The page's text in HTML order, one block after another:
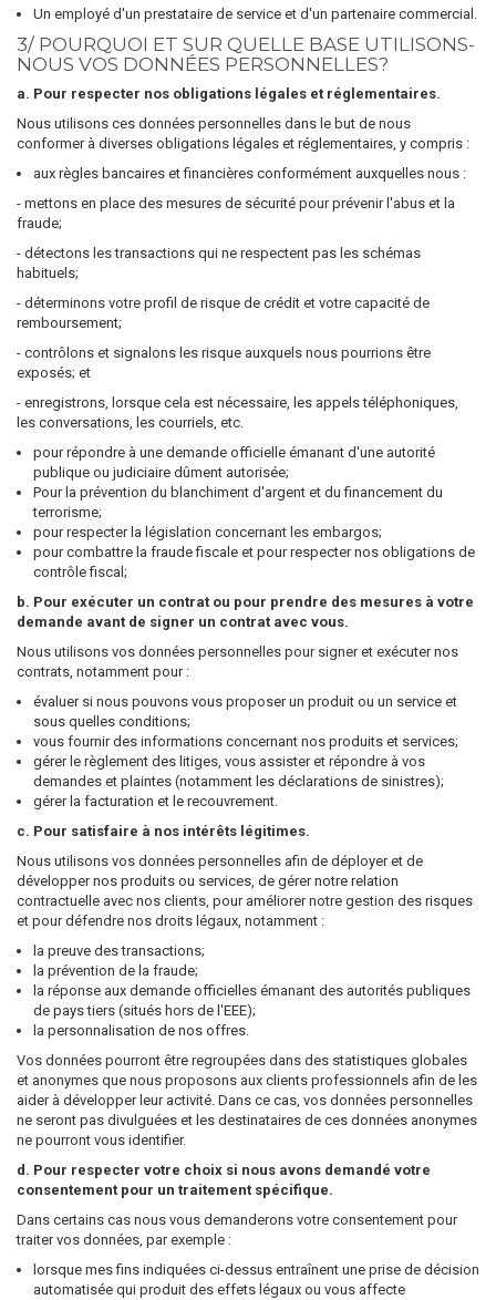
Un employé d'un prestataire de service et d'un partenaire commercial.
3/ POURQUOI ET SUR QUELLE BASE UTILISONS-
NOUS VOS DONNÉES PERSONNELLES?
a. Pour respecter nos obligations légales et réglementaires.
Nous utilisons ces données personnelles dans le but de nous
conformer à diverses obligations légales et réglementaires, y compris :
aux règles bancaires et financières conformément auxquelles nous :
- mettons en place des mesures de sécurité pour prévenir l'abus et la
fraude;
- détectons les transactions qui ne respectent pas les schémas
habituels;
- déterminons votre profil de risque de crédit et votre capacité de
remboursement;
- contrôlons et signalons les risque auxquels nous pourrions être
exposés; et
- enregistrons, lorsque cela est nécessaire, les appels téléphoniques,
les conversations, les courriels, etc.
pour répondre à une demande officielle émanant d'une autorité
publique ou judiciaire dûment autorisée;
Pour la prévention du blanchiment d'argent et du financement du
terrorisme;
pour respecter la législation concernant les embargos;
pour combattre la fraude fiscale et pour respecter nos obligations de
contrôle fiscal;
b. Pour exécuter un contrat ou pour prendre des mesures à votre
demande avant de signer un contrat avec vous.
Nous utilisons vos données personnelles pour signer et exécuter nos
contrats, notamment pour :
évaluer si nous pouvons vous proposer un produit ou un service et
sous quelles conditions;
vous fournir des informations concernant nos produits et services;
gérer le règlement des litiges, vous assister et répondre à vos
demandes et plaintes (notamment les déclarations de sinistres);
gérer la facturation et le recouvrement.
c. Pour satisfaire à nos intérêts légitimes.
Nous utilisons vos données personnelles afin de déployer et de
développer nos produits ou services, de gérer notre relation
contractuelle avec nos clients, pour améliorer notre gestion des risques
et pour défendre nos droits légaux, notamment :
la preuve des transactions;
la prévention de la fraude;
la réponse aux demande officielles émanant des autorités publiques
de pays tiers (situés hors de l'EEE);
la personnalisation de nos offres.
Vos données pourront être regroupées dans des statistiques globales
et anonymes que nous proposons aux clients professionnels afin de les
aider à développer leur activité. Dans ce cas, vos données personnelles
ne seront pas divulguées et les destinataires de ces données anonymes
ne pourront vous identifier.
d. Pour respecter votre choix si nous avons demandé votre
consentement pour un traitement spécifique.
Dans certains cas nous vous demanderons votre consentement pour
traiter vos données, par exemple :
lorsque mes fins indiquées ci-dessus entraînent une prise de décision
automatisée qui produit des effets légaux ou vous affecte